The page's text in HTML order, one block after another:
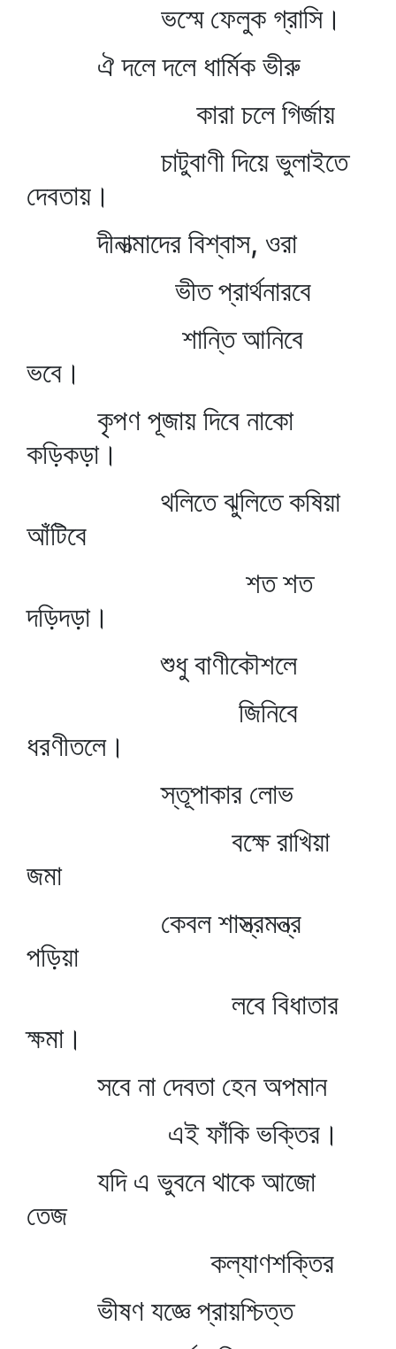
ভস্মে ফেলুক গ্রাসি।
ঐ দলে দলে ধার্মিক ভীরু
কারা চলে গির্জায়
চাটুবাণী দিয়ে ভুলাইতে
দেবতায়।
দীনাত্মাদের বিশ্বাস, ওরা
ভীত প্রার্থনারবে
শান্তি আনিবে
ভবে।
কৃপণ পূজায় দিবে নাকো
কড়িকড়া।
থলিতে ঝুলিতে কষিয়া
আঁটিবে
শত শত
দড়িদড়া।
শুধু বাণীকৌশলে
জিনিবে
ধরণীতলে।
স্তূপাকার লোভ
বক্ষে রাখিয়া
জমা
কেবল শাস্ত্রমন্ত্র
পড়িয়া
লবে বিধাতার
ক্ষমা।
সবে না দেবতা হেন অপমান
এই ফাঁকি ভক্তির।
যদি এ ভুবনে থাকে আজো
তেজ
কল্যাণশক্তির
ভীষণ যজ্ঞে প্রায়শ্চিত্ত